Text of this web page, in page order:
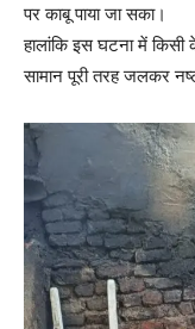
पर काबू पाया जा सका।
हालांकि इस घटना में
सामान पूरी तरह जलकर